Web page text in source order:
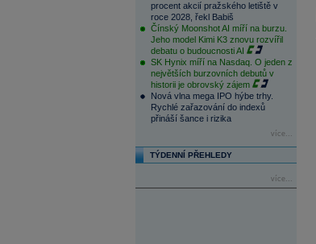
procent akcií pražského letiště v
roce 2028, řekl Babiš
Čínský Moonshot AI míří na burzu.
Jeho model Kimi K3 znovu rozvířil
debatu o budoucnosti AI
SK Hynix míří na Nasdaq. O jeden z
největších burzovních debutů v
historii je obrovský zájem
Nová vlna mega IPO hýbe trhy.
Rychlé zařazování do indexů
přináší šance i rizika
více...
TÝDENNÍ PŘEHLEDY
více...